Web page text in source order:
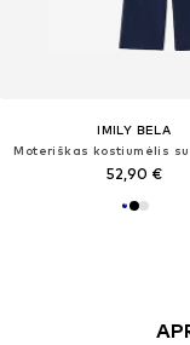
IMILY BELA
Moteriškas kostiumėlis
52,90 €